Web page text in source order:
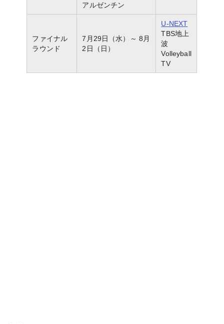
アルゼンチン
ファイナル
ラウンド
7月29日（水）～ 8月
2日（日）
U-NEXT
TBS地上
波
Volleyball
TV